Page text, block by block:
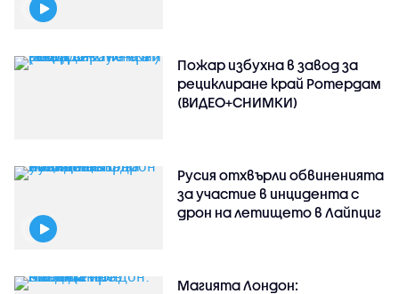
Пожар избухна в завод за
рециклиране край Ротердам
(ВИДЕО+СНИМКИ)
Русия отхвърли обвиненията
за участие в инцидента с
дрон на летището в Лайпциг
Магията Лондон: